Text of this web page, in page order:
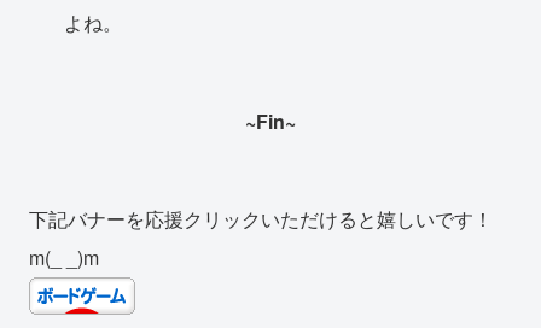
よね。
~Fin~
下記バナーを応援クリックいただけると嬉しいです！
m(_ _)m